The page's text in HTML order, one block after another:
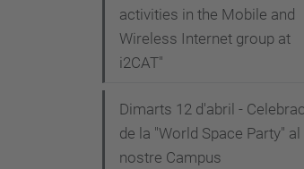
activities in the Mobile and
Wireless Internet group at
i2CAT"
Dimarts 12 d'abril -
de la "World Space Party" al
nostre Campus